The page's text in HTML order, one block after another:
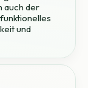
auch der
und